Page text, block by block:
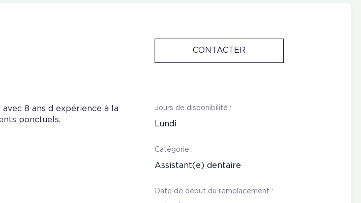
CONTACTER
8 ans d expérience à la
ponctuels.
Jours de disponibilité :
Lundi
Catégorie :
Assistant(e) dentaire
Date de début du remplacement :